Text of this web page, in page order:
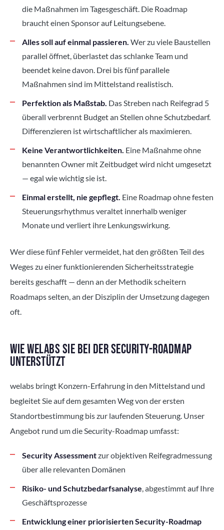
die Maßnahmen im Tagesgeschäft. Die Roadmap
braucht einen Sponsor auf Leitungsebene.
Alles soll auf einmal passieren. Wer zu viele Baustellen
parallel öffnet, überlastet das schlanke Team und
beendet keine davon. Drei bis fünf parallele
Maßnahmen sind im Mittelstand realistisch.
Perfektion als Maßstab. Das Streben nach Reifegrad 5
überall verbrennt Budget an Stellen ohne Schutzbedarf.
Differenzieren ist wirtschaftlicher als maximieren.
Keine Verantwortlichkeiten. Eine Maßnahme ohne
benannten Owner mit Zeitbudget wird nicht umgesetzt
— egal wie wichtig sie ist.
Einmal erstellt, nie gepflegt. Eine Roadmap ohne festen
Steuerungsrhythmus veraltet innerhalb weniger
Monate und verliert ihre Lenkungswirkung.
Wer diese fünf Fehler vermeidet, hat den größten Teil des
Weges zu einer funktionierenden Sicherheitsstrategie
bereits geschafft — denn an der Methodik scheitern
Roadmaps selten, an der Disziplin der Umsetzung dagegen
oft.
WIE WELABS SIE BEI DER SECURITY-ROADMAP
UNTERSTÜTZT
welabs bringt Konzern-Erfahrung in den Mittelstand und
begleitet Sie auf dem gesamten Weg von der ersten
Standortbestimmung bis zur laufenden Steuerung. Unser
Angebot rund um die Security-Roadmap umfasst:
Security Assessmentzur objektiven Reifegradmessung
über alle relevanten Domänen
Risiko- und Schutzbedarfsanalyse , abgestimmt auf Ihre
Geschäftsprozesse
Entwicklung einer priorisierten Security-Roadmap